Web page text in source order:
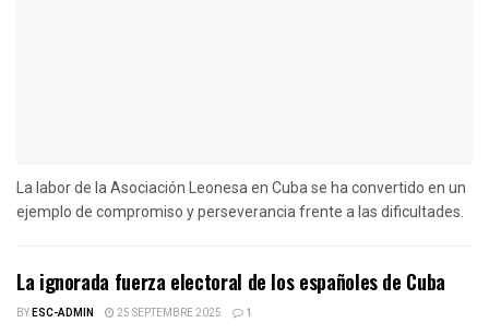
La labor de la Asociación Leonesa en Cuba se ha convertido en un
ejemplo de compromiso y perseverancia frente a las dificultades.
La ignorada fuerza electoral de los españoles de Cuba
BYESC-ADMIN 25 SEPTEMBRE 2025 1